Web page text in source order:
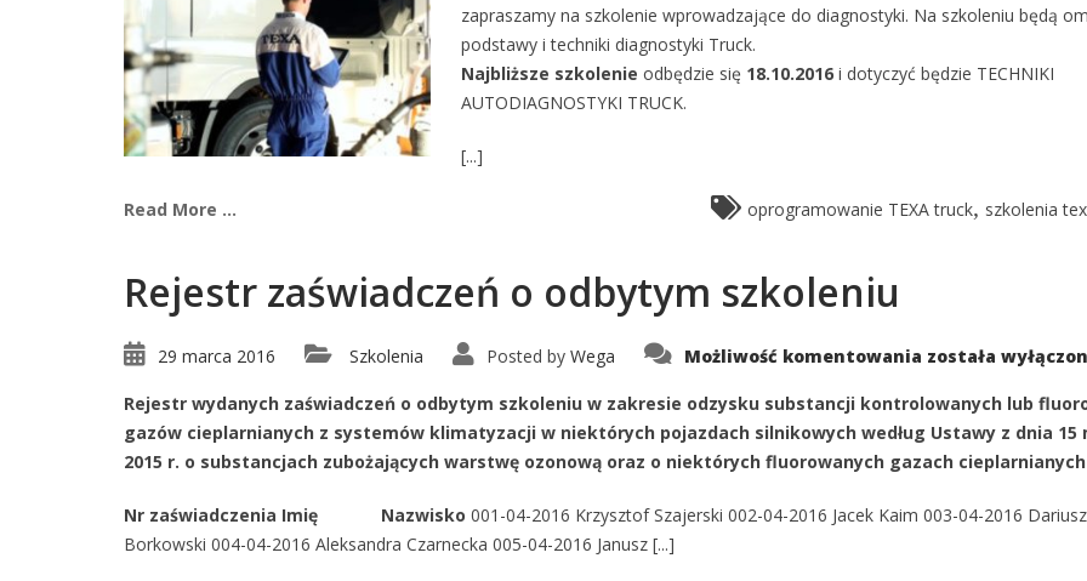
zapraszamy na szkolenie wprowadzające do diagnostyki. Na szkoleniu będą
podstawy i techniki diagnostyki Truck.
Najbliższe szkolenie odbędzie się 18.10.2016 i dotyczyć będzie TECHNIKI
AUTODIAGNOSTYKI TRUCK.
[...]
Read More ... oprogramowanie TEXA truck, szkolenia
Rejestr zaświadczeń o odbytym szkoleniu
29 marca 2016 Szkolenia Posted by Wega Możliwość komentowania Rejestr
zaświadczeń
odbytym
szkoleniu
została
Rejestr wydanych zaświadczeń o odbytym szkoleniu w zakresie odzysku substancji kontrolowanych lub
gazów cieplarnianych z systemów klimatyzacji w niektórych pojazdach silnikowych według Ustawy z dnia 15
2015 r. o substancjach zubożających warstwę ozonową oraz o niektórych fluorowanych gazach cieplarnianych
Nr zaświadczenia Imię Nazwisko 001-04-2016 Krzysztof Szajerski 002-04-2016 Jacek Kaim 003-04-2016 Dariusz
Borkowski 004-04-2016 Aleksandra Czarnecka 005-04-2016 Janusz [...]